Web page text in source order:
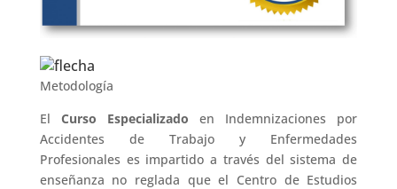
Metodología
El Curso Especializadoen Indemnizaciones por
Accidentes de Trabajo y Enfermedades
Profesionales es impartido a través del sistema de
enseñanza no reglada que el Centro de Estudios